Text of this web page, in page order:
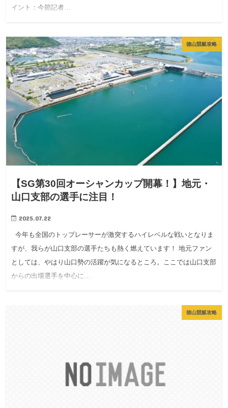
イント：今節記者…
徳山競艇攻略
【SG第30回オーシャンカップ開幕！】地元・
山口支部の選手に注目！
2025.07.22
今年も全国のトップレーサーが激突するハイレベルな戦いとなりま
すが、我らが山口支部の選手たちも熱く燃えています！ 地元ファン
としては、やはり山口勢の活躍が気になるところ。ここでは山口支部
からの出場選手を中心に…
徳山競艇攻略